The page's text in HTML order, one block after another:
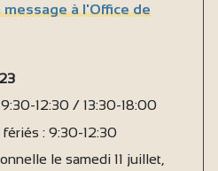
message à l'Office de
12:30 / 13:30-18:00
: 9:30-12:30
le samedi 11 juillet,